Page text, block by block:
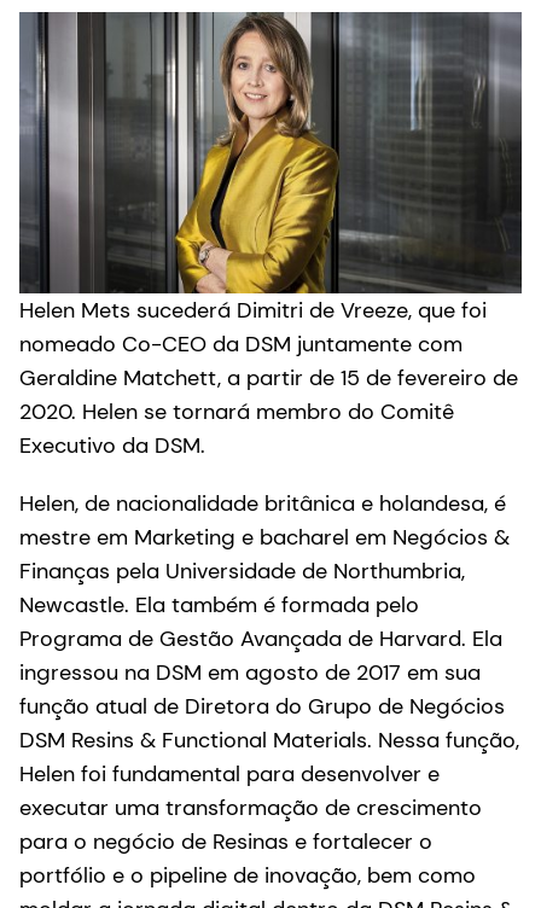
Helen Mets sucederá Dimitri de Vreeze, que foi
nomeado Co-CEO da DSM juntamente com
Geraldine Matchett, a partir de 15 de fevereiro de
2020. Helen se tornará membro do Comitê
Executivo da DSM.
Helen, de nacionalidade britânica e holandesa, é
mestre em Marketing e bacharel em Negócios &
Finanças pela Universidade de Northumbria,
Newcastle. Ela também é formada pelo
Programa de Gestão Avançada de Harvard. Ela
ingressou na DSM em agosto de 2017 em sua
função atual de Diretora do Grupo de Negócios
DSM Resins & Functional Materials. Nessa função,
Helen foi fundamental para desenvolver e
executar uma transformação de crescimento
para o negócio de Resinas e fortalecer o
portfólio e o pipeline de inovação, bem como